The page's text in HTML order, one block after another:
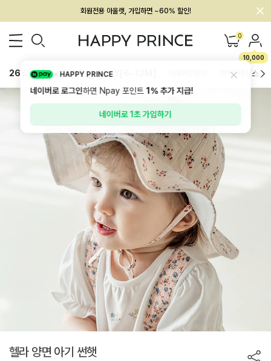
회원전용 아울렛, 가입하면 ~60% 할인!
멤버십 최대 28,000원 혜택 0
10,000
26SS 신상 BEST BABY[6~12M] 하의/레깅스
헬라 양면 아기 썬햇
HAPPY PRINCE
네이버로 로그인하면 Npay 포인트1%추가 지급!
네이버로 1초 가입하기